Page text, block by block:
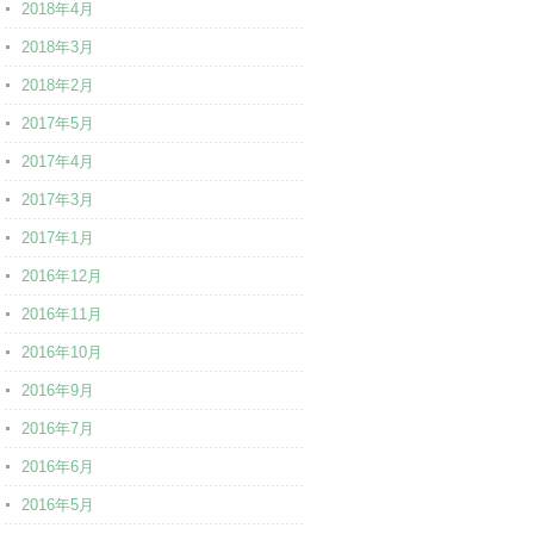
2018年4月
2018年3月
2018年2月
2017年5月
2017年4月
2017年3月
2017年1月
2016年12月
2016年11月
2016年10月
2016年9月
2016年7月
2016年6月
2016年5月